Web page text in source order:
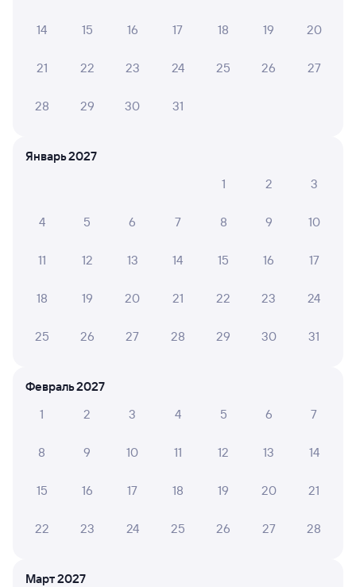
Отель ЛевЪ ЛевЪ
Отзывы пассажиров Туту о поездах
отрицательные мнения
6 ЛЕВ Р.
кондиционер не работает
Алексей П.
29 июля 2026 • Поезд 203Н
комфортную темпиратуру, проводница второго
приводила в порядок туалеты и проходы, очень
вежливая и уважительная. Спасибо, я получил
10 ЛАРИСА П.
14 15 16 17 18 19 20
21 22 23 24 25 26 27
28 29 30 31
Январь 2027
1
2 3
4 5 6 7 8 9 10
11 12 13 14 15 16 17
18 19 20 21 22 23 24
25 26 27 28 29 30 31
Февраль 2027
1
2 3 4 5 6 7
8 9 10 11 12 13 14
15 16 17 18 19 20 21
22 23 24 25 26 27 28
Март 2027